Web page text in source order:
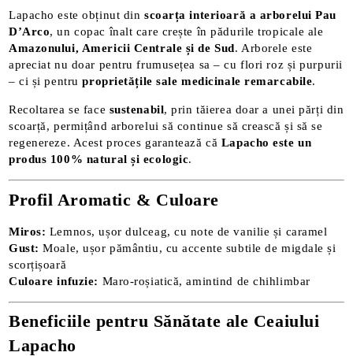
Lapacho este obținut din scoarța interioară a arborelui Pau
D’Arco, un copac înalt care crește în pădurile tropicale ale
Amazonului, Americii Centrale și de Sud. Arborele este
apreciat nu doar pentru frumusețea sa – cu flori roz și purpurii
– ci și pentruproprietățile sale medicinale remarcabile.
Recoltarea se face sustenabil, prin tăierea doar a unei părți din
scoarță, permițând arborelui să continue să crească și să se
regenereze. Acest proces garantează că Lapacho este un
produs 100% natural și ecologic.
Profil Aromatic & Culoare
Miros: Lemnos, ușor dulceag, cu note de vanilie și caramel
Gust: Moale, ușor pământiu, cu accente subtile de migdale și
scorțișoară
Culoare infuzie: Maro-roșiatică, amintind de chihlimbar
Beneficiile pentru Sănătate ale Ceaiului
Lapacho